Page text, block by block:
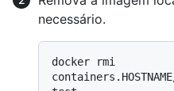
necessário.
docker rmi